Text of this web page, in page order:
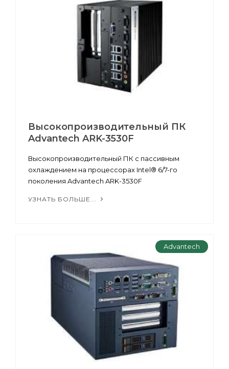
Высокопроизводительный ПК
Advantech ARK-3530F
Высокопроизводительный ПК с пассивным
охлаждением на процессорах Intel® 6/7-го
поколения Advantech ARK-3530F
УЗНАТЬ БОЛЬШЕ...
Advantech